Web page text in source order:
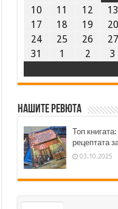
10
11 12 13
17
18 19 20
24
25 26 27
31
1 2 3
Нашите ревюта
Топ
рецептата
03.10.2025